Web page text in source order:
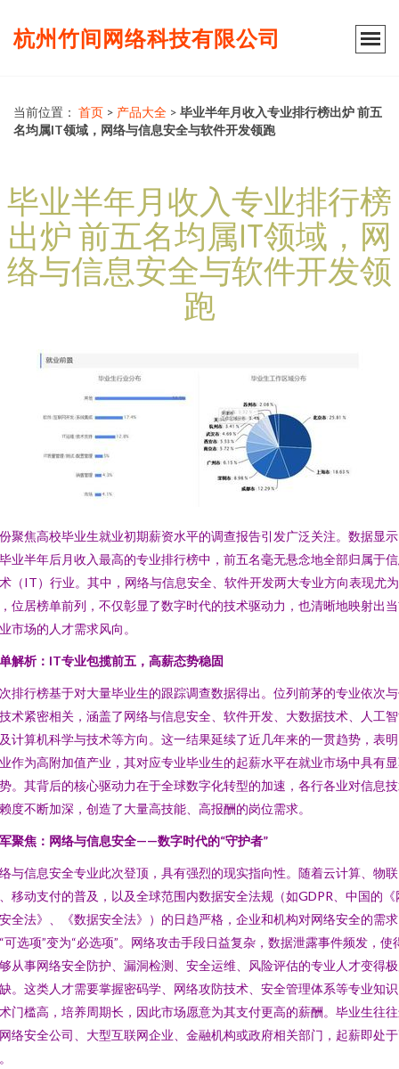
杭州竹间网络科技有限公司
当前位置： 首页 > 产品大全 > 毕业半年月收入专业排行榜出炉 前五
名均属IT领域，网络与信息安全与软件开发领跑
毕业半年月收入专业排行榜
出炉 前五名均属IT领域，网
络与信息安全与软件开发领
跑
聚焦高校毕业生就业初期薪资水平的调查报告引发广泛关注。数据显
业半年后月收入最高的专业排行榜中，前五名毫无悬念地全部归属于
（IT）行业。其中，网络与信息安全、软件开发两大专业方向表现尤
位居榜单前列，不仅彰显了数字时代的技术驱动力，也清晰地映射出
市场的人才需求风向。
解析：IT专业包揽前五，高薪态势稳固
排行榜基于对大量毕业生的跟踪调查数据得出。位列前茅的专业依次
术紧密相关，涵盖了网络与信息安全、软件开发、大数据技术、人工
计算机科学与技术等方向。这一结果延续了近几年来的一贯趋势，表
作为高附加值产业，其对应专业毕业生的起薪水平在就业市场中具有
。其背后的核心驱动力在于全球数字化转型的加速，各行各业对信息
度不断加深，创造了大量高技能、高报酬的岗位需求。
聚焦：网络与信息安全——数字时代的“守护者”
与信息安全专业此次登顶，具有强烈的现实指向性。随着云计算、物联
移动支付的普及，以及全球范围内数据安全法规（如GDPR、中国的《
全法》、《数据安全法》）的日趋严格，企业和机构对网络安全的需
可选项”变为“必选项”。网络攻击手段日益复杂，数据泄露事件频发，使
从事网络安全防护、漏洞检测、安全运维、风险评估的专业人才变得
。这类人才需要掌握密码学、网络攻防技术、安全管理体系等专业知
门槛高，培养周期长，因此市场愿意为其支付更高的薪酬。毕业生往
络安全公司、大型互联网企业、金融机构或政府相关部门，起薪即处